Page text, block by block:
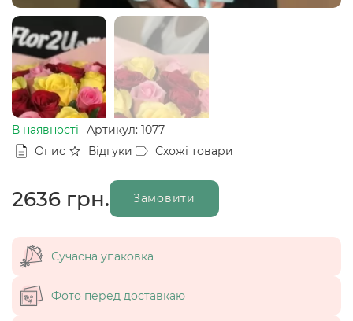
В наявності
Артикул: 1077
Опис
Відгуки Схожі товари
2636 грн. Замовити
Сучасна упаковка
Фото перед доставкаю